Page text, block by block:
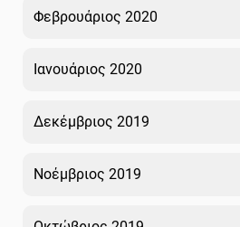
Φεβρουάριος 2020
Ιανουάριος 2020
Δεκέμβριος 2019
Νοέμβριος 2019